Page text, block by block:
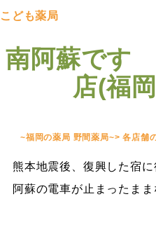
こども薬局
南阿蘇です
店(福
~福岡の薬局 野間薬局~>各店舗
熊本地震後、復興した宿
阿蘇の電車が止まったま